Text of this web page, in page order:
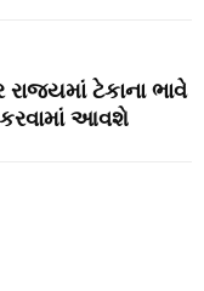
ટેકાના ભાવે
કરવામાં આવશે